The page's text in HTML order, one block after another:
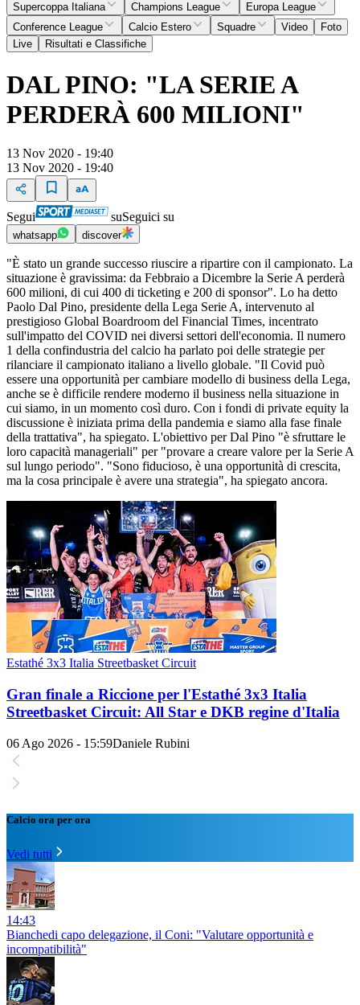
Supercoppa Italiana
Champions League
Europa League
Conference League
Calcio Estero Squadre Video
Foto
Live
Risultati e Classifiche
DAL PINO: "LA SERIE A
PERDERÀ 600 MILIONI"
13 Nov 2020 - 19:40
13 Nov 2020 - 19:40
Segui suSeguici su
whatsapp discover
"È stato un grande successo riuscire a ripartire con il campionato. La
situazione è gravissima: da Febbraio a Dicembre la Serie A perderà
600 milioni, di cui 400 di ticketing e 200 di sponsor". Lo ha detto
Paolo Dal Pino, presidente della Lega Serie A, intervenuto al
prestigioso Global Boardroom del Financial Times, incentrato
sull'impatto del COVID nei diversi settori dell'economia. Il numero
1 della confindustria del calcio ha parlato poi delle strategie per
rilanciare il campionato italiano a livello globale. "Il Covid può
essere una opportunità per cambiare modello di business della Lega,
anche se è difficile rendere moderno il business nella situazione in
cui siamo, in un momento così duro. Con i fondi di private equity la
discussione è iniziata prima della pandemia e siamo alla fase finale
della trattativa", ha spiegato. L'obiettivo per Dal Pino "è sfruttare le
loro capacità manageriali" per "provare a creare valore per la Serie A
sul lungo periodo". "Sono fiducioso, è una opportunità di crescita,
ma la cosa principale è avere una strategia", ha spiegato ancora.
Estathé 3x3 Italia Streetbasket Circuit
Gran finale a Riccione per l'Estathé 3x3 Italia
Streetbasket Circuit: All Star e DKB regine d'Italia
06 Ago 2026 - 15:59Daniele Rubini
Calcio ora per ora
Vedi tutti
14:43
Bianchedi capo delegazione, il Coni: "Valutare opportunità e
incompatibilità"